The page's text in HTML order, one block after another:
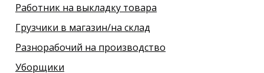
Уборщики
Разнорабочий на производство
Грузчики в магазин/на склад
Работник на выкладку товара